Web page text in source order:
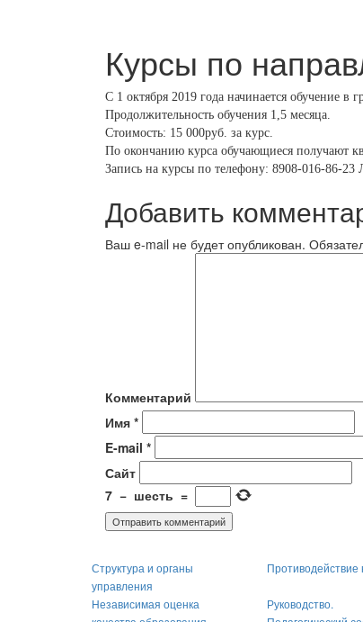
Курсы по
С 1 октября 2019 года начинается обучение
Продолжительность обучения 1,5 месяца.
Стоимость: 15 000руб. за курс.
По окончанию курса обучающиеся получают
Запись на курсы по телефону: 8908-016-86-
Добавить
Ваш e-mail не будет опубликован.
Комментарий
Имя *
E-mail *
Сайт
7 − шесть =
Структура и органы
управления
Противодействие
Независимая оценка
Руководство.